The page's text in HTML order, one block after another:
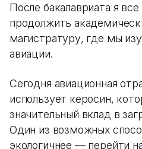
После бакалавриата я
продолжить
магистратуру, где мы
авиации.
Сегодня авиационная
использует керосин,
значительный вклад в
Один из возможных
экологичнее — перейти